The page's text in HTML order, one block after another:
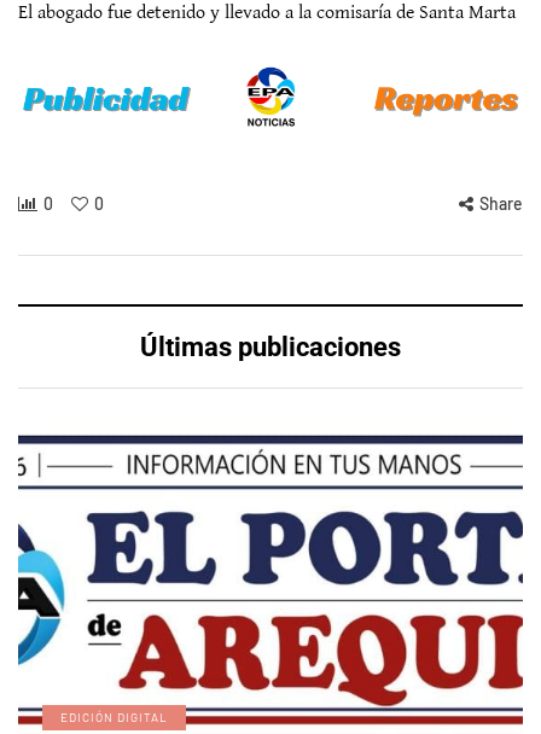
El abogado fue detenido y llevado a la comisaría de Santa Marta
0 0 Share
Últimas publicaciones
EDICIÓN DIGITAL